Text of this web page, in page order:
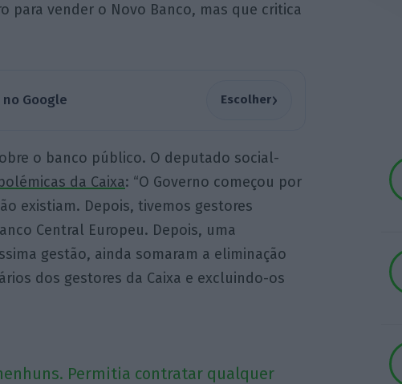
para vender o Novo Banco, mas que critica
Google Escolher›
o banco público. O deputado social-
da Caixa: “O Governo começou por
existiam. Depois, tivemos gestores
Central Europeu. Depois, uma
gestão, ainda somaram a eliminação
dos gestores da Caixa e excluindo-os
Permitia contratar qualquer